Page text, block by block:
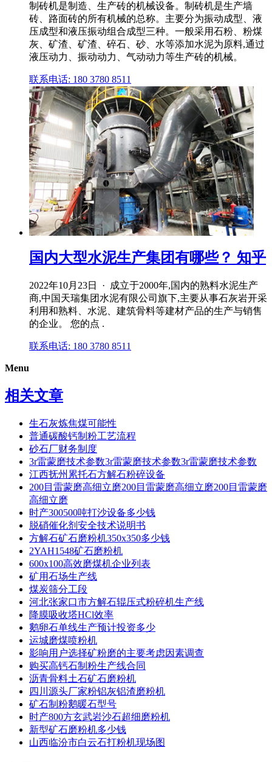
制砖机是制造、生产砖的机械设备。制砖机是生产墙
砖、路面砖的所有机械的总称。主要分为振动成型、液
压成型和液压振动组合成型三种。一般采用石粉、粉煤
灰、矿渣、矿渣、碎石、砂、水等添加水泥为原料,通过
液压动力、振动动力、气动动力等生产砖的机械。
联系电话: 180 3780 8511
国内大型水泥生产集团有哪些？ 知乎
2022年10月23日 · 成立于2000年,国内的熟料水泥生产
商,中国天瑞集团水泥有限公司旗下,主要从事石灰岩开采
利用和熟料、水泥、建筑骨料等建材产品的生产与销售
的企业。 您的点 .
联系电话: 180 3780 8511
Menu
相关文章
生石灰炼焦煤可能性
普通碳酸钙制粉工艺流程
砂石厂财务制度
3r雷蒙磨技术参数3r雷蒙磨技术参数3r雷蒙磨技术参数
江西抚州累托石方解石粉碎设备
200目雷蒙磨高细立磨200目雷蒙磨高细立磨200目雷蒙磨
高细立磨
时产300500吨打沙设备多少钱
脱硝催化剂安全技术说明书
方解石矿石磨粉机350x350多少钱
2YAH1548矿石磨粉机
600x100高效磨煤机企业列表
矿用石场生产线
煤炭筛分工段
河北张家口市方解石辊压式粉碎机生产线
降膜吸收塔HCl效率
鹅卵石单线生产预计投资多少
运城磨煤喷粉机
影响用户选择矿粉磨的主要考虑因素调查
购买高钙石制粉生产线合同
沥青骨料土石矿石磨粉机
四川源头厂家粉铝灰铝渣磨粉机
矿石制粉鹅暖石型号
时产800方玄武岩沙石超细磨粉机
新型矿石磨粉机多少钱
山西临汾市白云石打粉机现场图